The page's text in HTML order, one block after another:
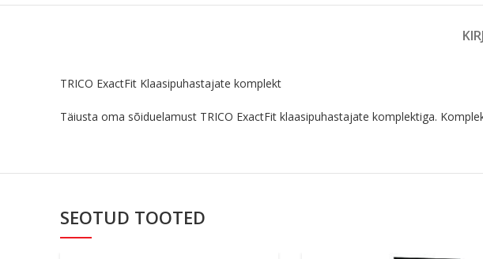
TRICO ExactFit Klaasipuhastajate komplekt
Täiusta oma sõiduelamust TRICO ExactFit klaasipuhastajate komplektiga.
SEOTUD TOOTED